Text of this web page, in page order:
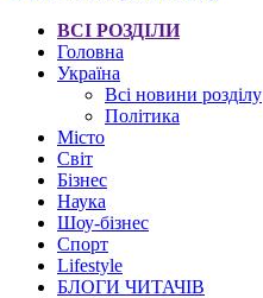
ВСІ РОЗДІЛИ
Головна
Україна
Всі новини розділу
Політика
Місто
Світ
Бізнес
Наука
Шоу-бізнес
Спорт
Lifestyle
БЛОГИ ЧИТАЧІВ